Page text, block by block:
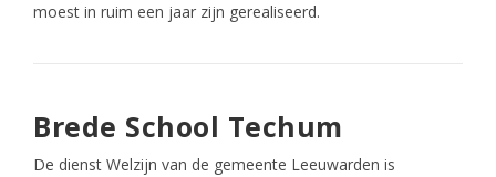
moest in ruim een jaar zijn gerealiseerd.
Brede School Techum
De dienst Welzijn van de gemeente Leeuwarden is